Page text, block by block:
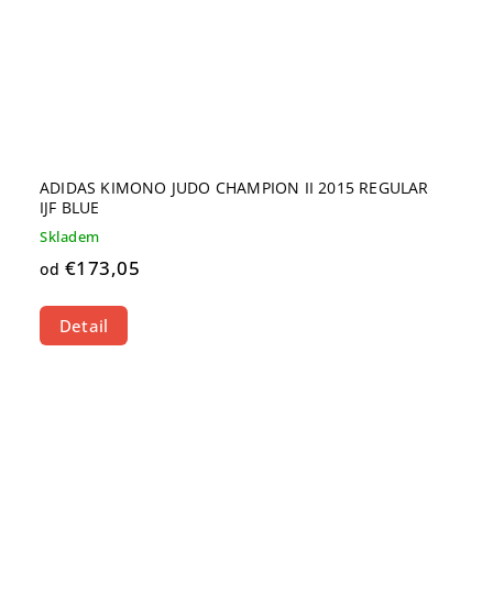
ADIDAS KIMONO JUDO CHAMPION II 2015 REGULAR
IJF BLUE
Skladem
od €173,05
Detail